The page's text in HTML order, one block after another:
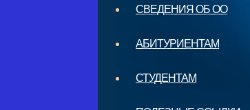
СВЕДЕНИЯ ОБ ОО
АБИТУРИЕНТАМ
СТУДЕНТАМ